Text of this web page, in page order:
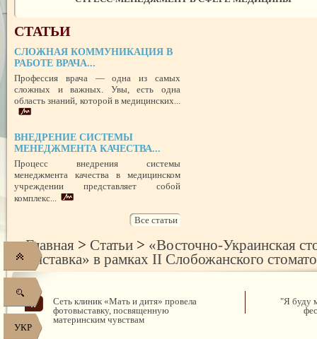
УКР
ПОТРЕБИТЕЛЬСКИЙ ЭКСТРЕМИЗМ
ПЕРЕГОРЕЛО, или ЧЕМ ГРОЗИТ ЭМОЦИОНАЛЬНОЕ
УСПЕШНЫЙ ДЕБЮТ «ШКОЛЫ АДМИНИСТРАТОРОВ
ЦЕЛЕПОЛАГАНИЕ, или КАК ПРАВИЛЬНО СТАВИТЬ ЦЕЛИ И
ИХ
ПРАВОВОЙ СТАТУС ПРЕДСТАВИТЕЛЯ ПАЦИЕНТА В УКРАИНЕ
РОЛЬ МЕДИЦИНСКОЙ ДОКУМЕНТАЦИИ КАК
ГРАЖДАНСКОМ И УГОЛОВНОМ СУДОПРОИЗВОДСТВЕ
СТАТЬИ
СЛОЖНАЯ КОММУНИКАЦИЯ В
РАБОТЕ ВРАЧА...
Профессия врача — одна из самых
сложных и важных. Увы, есть одна
область знаний, которой в медицинских...
ВНЕДРЕНИЕ СИСТЕМЫ
МЕНЕДЖМЕНТА КАЧЕСТВА...
Процесс внедрения системы
менеджмента качества в медицинском
учреждении представляет собой
комплекс...
Все статьи
Главная > Статьи > «Восточно-Украинская
выставка» в рамках II Слобожанского
Сеть клиник «Мать и дитя» провела
фотовыставку, посвященную
материнским чувствам
"Я буду